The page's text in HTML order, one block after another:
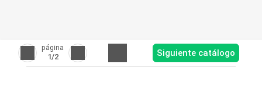
página
1/2 Siguiente catálogo